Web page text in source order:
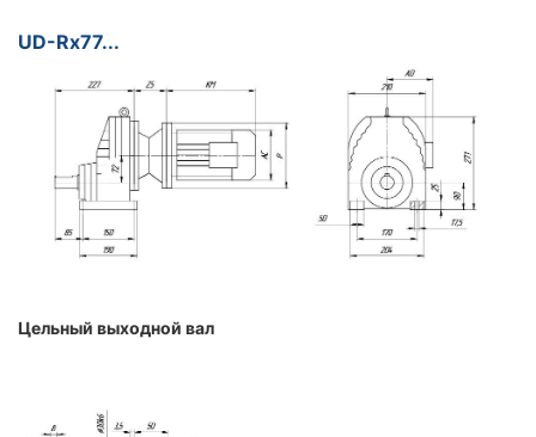
UD-Rx77...
Цельный выходной вал